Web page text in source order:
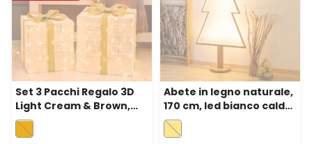
Set 3 Pacchi Regalo 3D
Light Cream & Brown,
40-35-30 cm, 240 led
bianco extra caldo
Abete in legno naturale,
170 cm, led bianco caldo,
uso interno